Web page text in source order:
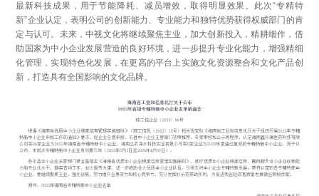
最新科技成果，用于节能降耗、减员增效，取得明显效果。此次“专精特
新”企业认定，表明公司的创新能力、专业能力和独特优势获得权威部门的肯
定与认可。未来，中视文化将继续聚焦主业，加大创新投入，精耕细作，借
助国家为中小企业发展营造的良好环境，进一步提升专业化能力，增强精细
化管理，实现特色化发展，在更高的平台上实施文化资源整合和文化产品创
新，打造具有全国影响的文化品牌。